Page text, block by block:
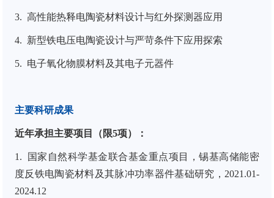
3. 高性能热释电陶瓷材料设计与红外探测器应用
4. 新型铁电压电陶瓷设计与严苛条件下应用探索
5. 电子氧化物膜材料及其电子元器件
主要科研成果
近年承担主要项目（限5项）：
1.
国家自然科学基金联合基金重点项目，锡基高储能密
度反铁电陶瓷材料及其脉冲功率器件基础研究，2021.01-
2024.12